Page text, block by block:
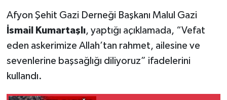
Afyon Şehit Gazi Derneği Başkanı Malul Gazi
İsmail Kumartaşlı, yaptığı açıklamada, “Vefat
eden askerimize Allah’tan rahmet, ailesine ve
sevenlerine başsağlığı diliyoruz” ifadelerini
kullandı.